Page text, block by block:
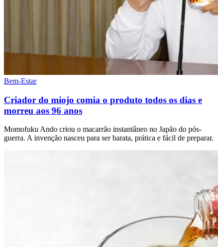
Bem-Estar
Criador do miojo comia o produto todos os dias e
morreu aos 96 anos
Momofuku Ando criou o macarrão instantâneo no Japão do pós-
guerra. A invenção nasceu para ser barata, prática e fácil de preparar.